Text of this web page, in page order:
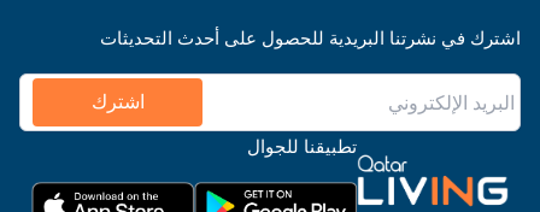
اشترك في نشرتنا البريدية للحصول على أحدث التحديثات
اشترك
تطبيقنا للجوال